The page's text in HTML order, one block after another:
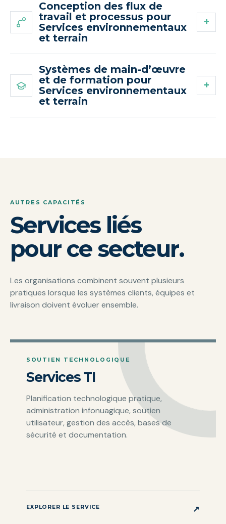
Conception des flux de
travail et processus pour
Services environnementaux
et terrain
Systèmes de main-d’œuvre
et de formation pour
Services environnementaux
et terrain
AUTRES CAPACITÉS
Services liés
pour ce secteur.
Les organisations combinent souvent plusieurs
pratiques lorsque les systèmes clients, équipes et
livraison doivent évoluer ensemble.
SOUTIEN TECHNOLOGIQUE
Services TI
Planification technologique pratique,
administration infonuagique, soutien
utilisateur, gestion des accès, bases de
sécurité et documentation.
EXPLORER LE SERVICE ↗